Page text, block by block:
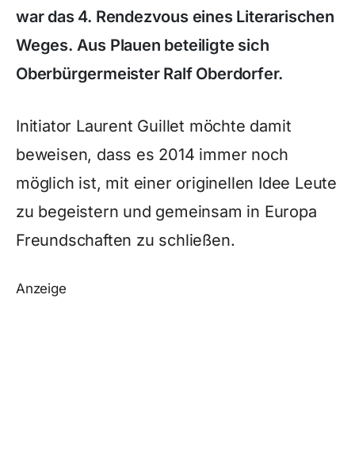
war das 4. Rendezvous eines Literarischen
Weges. Aus Plauen beteiligte sich
Oberbürgermeister Ralf Oberdorfer.
Initiator Laurent Guillet möchte damit
beweisen, dass es 2014 immer noch
möglich ist, mit einer originellen Idee Leute
zu begeistern und gemeinsam in Europa
Freundschaften zu schließen.
Anzeige